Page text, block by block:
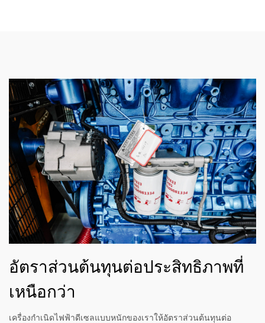
อัตราส่วนต้นทุนต่อประสิทธิภาพที่
เหนือกว่า
เครื่องกำเนิดไฟฟ้าดีเซลแบบหนักของเราให้อัตราส่วนต้นทุนต่อ